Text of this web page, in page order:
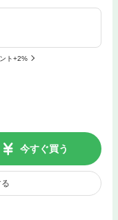
ト+2%
今すぐ買う